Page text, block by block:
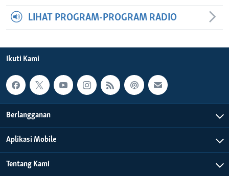
LIHAT PROGRAM-PROGRAM RADIO
Ikuti Kami
Berlangganan
Aplikasi Mobile
Tentang Kami